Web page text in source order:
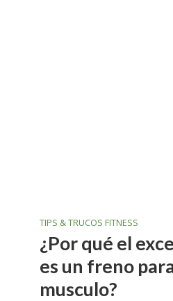
TIPS & TRUCOS FITNESS
¿Por qué el
es un freno
musculo?